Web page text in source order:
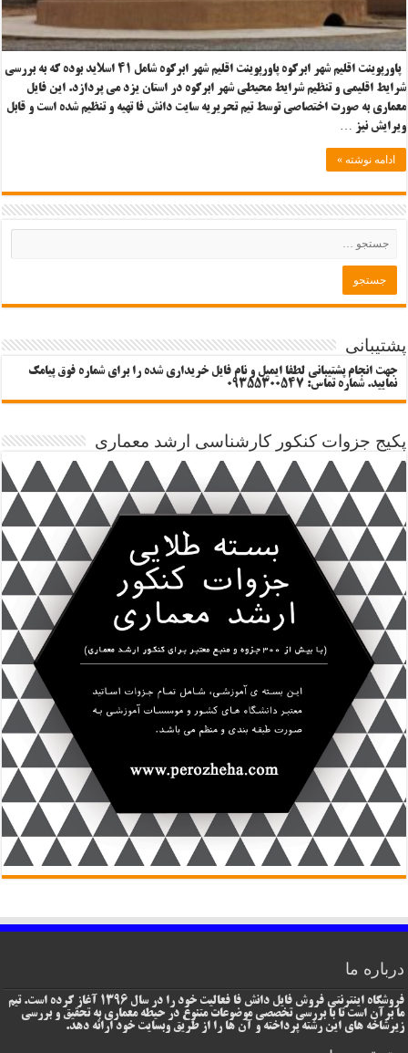
پاورپوینت اقلیم شهر ابرکوه پاورپوینت اقلیم شهر ابرکوه شامل ۴۱ اسلاید بوده که به بررسی
شرایط اقلیمی و تنظیم شرایط محیطی شهر ابرکوه در استان یزد می پردازد. این فایل
معماری به صورت اختصاصی توسط تیم تحریریه سایت دانش فا تهیه و تنظیم شده است و قابل
ویرایش نیز …
ادامه نوشته »
پشتیبانی
جهت انجام پشتیبانی لطفا ایمیل و نام فایل خریداری شده را برای شماره فوق پیامک
نمایید. شماره تماس: 09355300547
پکیج جزوات کنکور کارشناسی ارشد معماری
درباره ما
فروشگاه اینترنتی فروش فایل دانش فا فعالیت خود را در سال 1396 آغاز کرده است. تیم
ما برآن است تا با بررسی تخصصی موضوعات متنوع در حیطه معماری به تحقیق و بررسی
زیرشاخه های این رشته پرداخته و آن ها را از طریق وبسایت خود ارائه دهد.